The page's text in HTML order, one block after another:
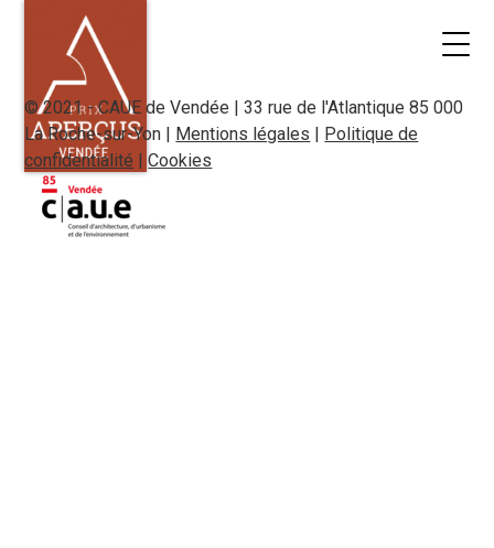
© 2021 - CAUE de Vendée | 33 rue de l'Atlantique 85 000
La Roche-sur-Yon | Mentions légales | Politique de
confidentialité |Cookies